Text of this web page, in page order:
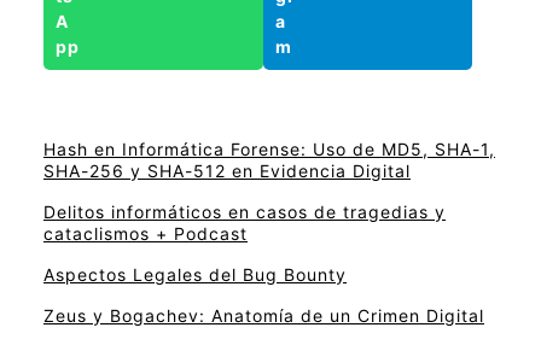
Hash en Informática Forense: Uso de MD5, SHA-1,
SHA-256 y SHA-512 en Evidencia Digital
Delitos informáticos en casos de tragedias y
cataclismos + Podcast
Aspectos Legales del Bug Bounty
Zeus y Bogachev: Anatomía de un Crimen Digital